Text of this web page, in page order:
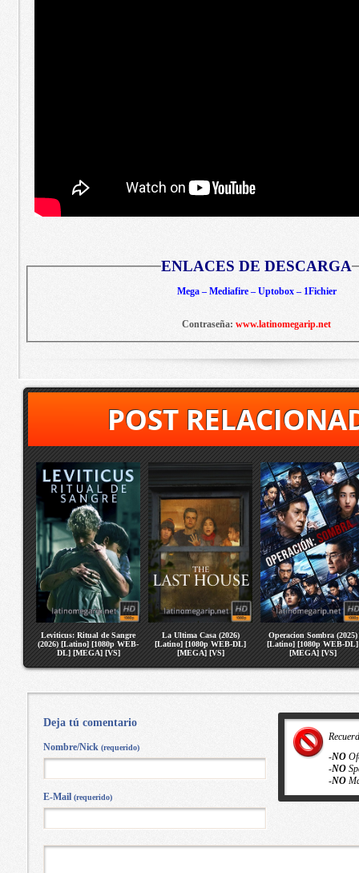
ENLACES DE DESCARGA
Mega – Mediafire – Uptobox – 1Fichier
Contraseña: www.latinomegarip.net
POST
Leviticus: Ritual de Sangre
(2026) [Latino] [1080p WEB-
DL] [MEGA] [VS]
La Ultima Casa (2026)
[Latino] [1080p WEB-DL]
[MEGA] [VS]
Operacion Sombra (2025)
[Latino] [1080p WEB-DL]
[MEGA] [VS]
-NO
-NO
-NO
Deja tú comentario
Nombre/Nick (requerido)
E-Mail (requerido)